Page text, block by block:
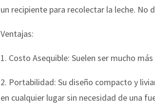
un recipiente para recolectar la leche. No
Ventajas:
1. Costo Asequible: Suelen ser mucho
2. Portabilidad: Su diseño compacto y
en cualquier lugar sin necesidad de una